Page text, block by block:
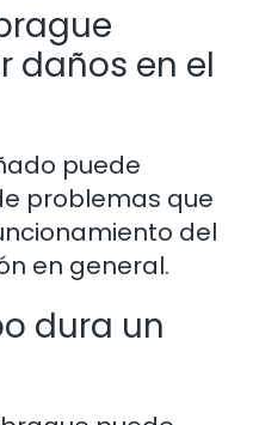
daños en el
puede
problemas que
del
en general.
dura un